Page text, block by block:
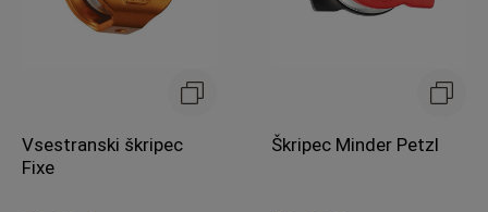
Vsestranski škripec
Fixe
Škripec Minder Petzl